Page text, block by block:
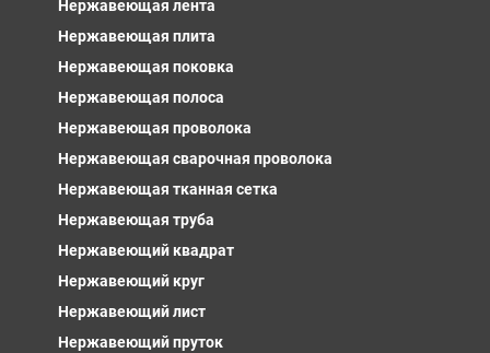
Нержавеющая лента
Нержавеющая плита
Нержавеющая поковка
Нержавеющая полоса
Нержавеющая проволока
Нержавеющая сварочная проволока
Нержавеющая тканная сетка
Нержавеющая труба
Нержавеющий квадрат
Нержавеющий круг
Нержавеющий лист
Нержавеющий пруток